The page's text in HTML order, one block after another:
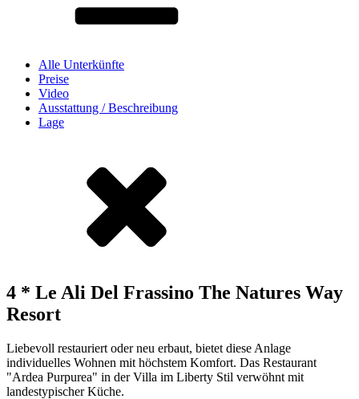
Alle Unterkünfte
Preise
Video
Ausstattung / Beschreibung
Lage
4 * Le Ali Del Frassino The Natures Way
Resort
Liebevoll restauriert oder neu erbaut, bietet diese Anlage
individuelles Wohnen mit höchstem Komfort. Das Restaurant
"Ardea Purpurea" in der Villa im Liberty Stil verwöhnt mit
landestypischer Küche.